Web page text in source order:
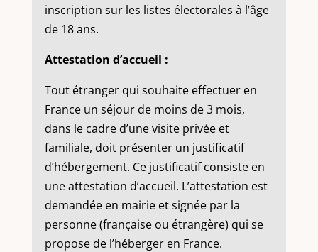
inscription sur les listes électorales à l’âge
de 18 ans.
Attestation d’accueil :
Tout étranger qui souhaite effectuer en
France un séjour de moins de 3 mois,
dans le cadre d’une visite privée et
familiale, doit présenter un justificatif
d’hébergement. Ce justificatif consiste en
une attestation d’accueil. L’attestation est
demandée en mairie et signée par la
personne (française ou étrangère) qui se
propose de l’héberger en France.